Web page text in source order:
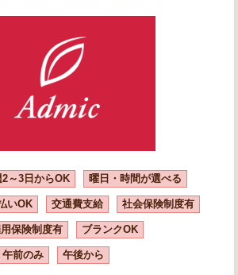
2～3日からOK 曜日・時間が選べる
いOK 交通費支給 社会保険制度有
保険制度有 ブランクOK
午前のみ 午後から